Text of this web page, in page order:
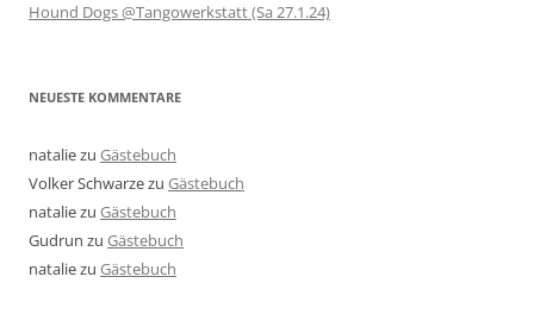
Hound Dogs @Tangowerkstatt (Sa 27.1.24)
NEUESTE KOMMENTARE
nataliezu Gästebuch
Volker Schwarzezu Gästebuch
nataliezu Gästebuch
Gudrun zu Gästebuch
nataliezu Gästebuch